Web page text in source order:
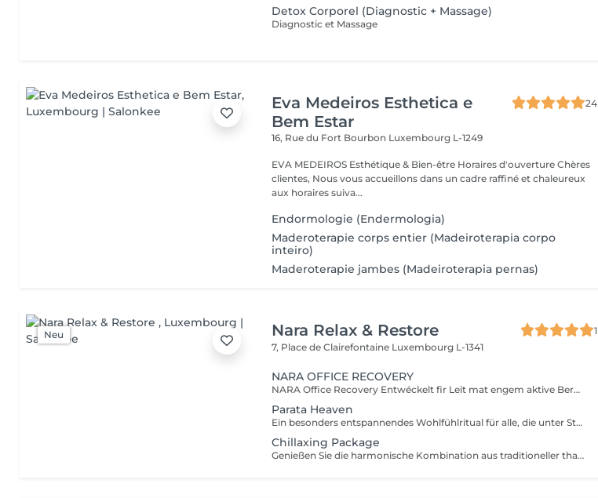
Detox Corporel (Diagnostic + Massage)
Diagnostic et Massage
Eva Medeiros Esthetica e
Bem Estar
24
16, Rue du Fort Bourbon Luxembourg L-1249
EVA MEDEIROS Esthétique & Bien-être Horaires d'ouverture Chères
clientes, Nous vous accueillons dans un cadre raffiné et chaleureux
aux horaires suiva...
Endormologie (Endermologia)
Maderoterapie corps entier (Madeiroterapia corpo
inteiro)
Maderoterapie jambes (Madeiroterapia pernas)
Neu Nara Relax & Restore
1
7, Place de Clairefontaine Luxembourg L-1341
NARA OFFICE RECOVERY
NARA Office Recovery Entwéckelt fir Leit mat engem aktive Beruff, déi ënner Middegkeet duerch Bildschiermaarbecht, Verspanungen am Hals- a Schëllerberäich, midd Aen, Energiemangel oder alldeeglechem Stress leiden. Office Reset 30 Min. · 69 € Eng intensiv Express-Behandlung, déi Verspanungen am Uewerkierper léist an de Geescht berouegt ideal, wann Dir nëmme wéineg Zäit hutt. Enthält: Massage vum ieweschte Réck Hals- a Schëllermassage Akupressur-Kappmassage Geziilt Uwendung vu waarme Steng Ofkillend Jademask fir d'Aen Resultater: Méi entspaant Muskelen E méi liicht Gefill am Kapp Entspaant an erfrëscht Aen E méi rouege Geescht Ideal fir an der Mëttespaus oder no der Aarbecht. Office Reset Plus 45 Min. · 89 € Eng méi intensiv Behandlung vum Uewerkierper, ergänzt duerch eng entspaanend Foussmassage fir midd a schwéier Féiss. Enthält: Massage vum ieweschte Réck Hals- a Schëllermassage Akupressur-Kappmassage Entspanend Foussmassage Geziilt Uwendung vu waarme Steng Ofkillend Jademask fir d'Aen Resultater: Manner Verspanungen duerch laangt Sëtzen Erfrëscht Féiss a Been Nei Energie E méi entspaan de Kierper an e méi rouege Geescht Executive Recovery 75 Min. · 139 € Eist komplett Ritual vu Kapp bis Fouss, speziell entwéckelt fir ugesammelte Stress an déif kierperlech Middegkeet ze reduzéieren. Enthält: Intensiv Réckmassage Hals- a Schëllermassage Akupressur-Kappmassage Akupressur vun den Hänn Foussreflexologie Geziilt Uwendung vu waarme Steng Entspanung vun den Ae mat enger ofkillender Jademask Resultater: Déif Entspanung vun de Muskelen E méi liichten a revitaliséierte Kierper E méi rouege Geescht Nei Balance a Vitalitéit All eis Behandlunge gi mat biologeschem Kokosnossueleg a biologeschen Aromatherapie-Ueleger duerchgefouert. Si maachen d'Haut mëll, reduzéieren d'Muskelverspanungen a fërderen eng déif Entspanung.
Parata Heaven
Ein besonders entspannendes Wohlfühlritual für alle, die unter Stress, Verspannungen oder geistiger Erschöpfung leiden. Die Kombination aus einer 60-minütigen Indischen Kopf- & Schultermassage und einer 30-minütigen Office-Syndrom Rücken- & Schultermassage konzentriert sich auf Kopfhaut, Nacken, Schultern und oberen Rücken, um Spannungen zu lösen und ein Gefühl von Leichtigkeit und Wohlbefinden zu schaffen. Enthalten sind: Indische Kopf- & Schultermassage 60 Min. Office-Syndrom Rücken- & Schultermassage 30 Min.
Chillaxing Package
Genießen Sie die harmonische Kombination aus traditioneller thailändischer Gesichtsmassage und gezielter Entlastung des Oberkörpers. Dieses Paket vereint eine 60-minütige Thailändische Gesichtsmassage mit einer 30-minütigen Office-Syndrom Rücken- & Schultermassage, um Verspannungen zu lösen, die Haut frisch und strahlend wirken zu lassen und tiefe Entspannung zu fördern. Enthalten sind: Thailändische Gesichtsmassage 60 Min. Office-Syndrom Rücken- & Schultermassage 30 Min.